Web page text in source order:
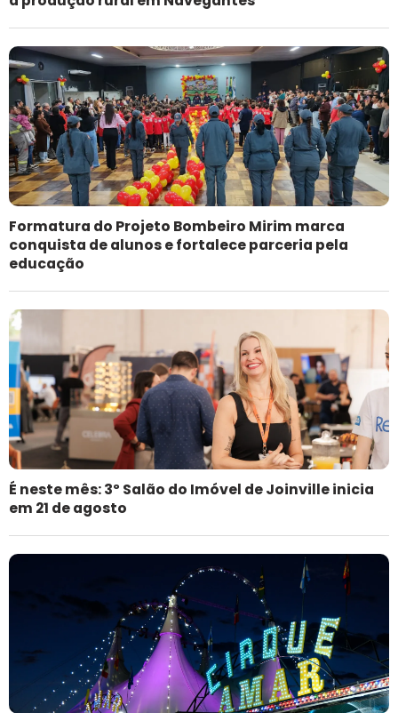
Formatura do Projeto Bombeiro Mirim marca
conquista de alunos e fortalece parceria pela
educação
É neste mês: 3º Salão do Imóvel de Joinville inicia
em 21 de agosto